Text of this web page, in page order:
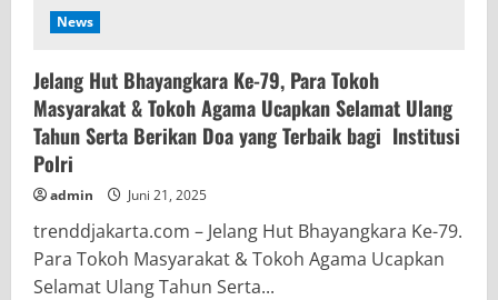
News
Jelang Hut Bhayangkara Ke-79, Para Tokoh
Masyarakat & Tokoh Agama Ucapkan Selamat Ulang
Tahun Serta Berikan Doa yang Terbaik bagi Institusi
Polri
admin Juni 21, 2025
trenddjakarta.com – Jelang Hut Bhayangkara Ke-79.
Para Tokoh Masyarakat & Tokoh Agama Ucapkan
Selamat Ulang Tahun Serta...